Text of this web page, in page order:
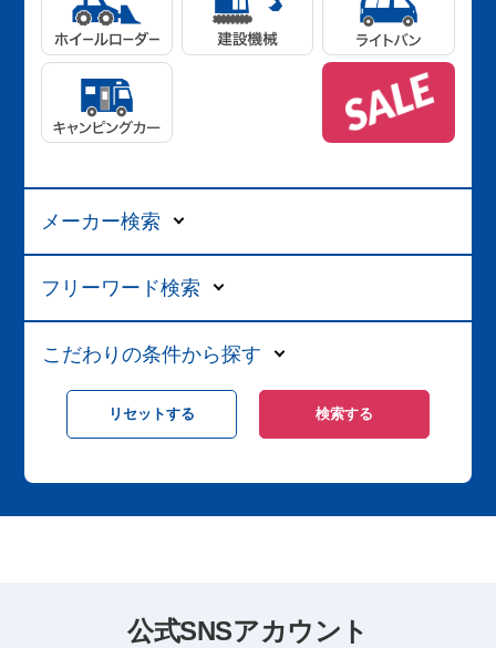
メーカー検索
フリーワード検索
こだわりの条件から探す
公式SNSアカウント